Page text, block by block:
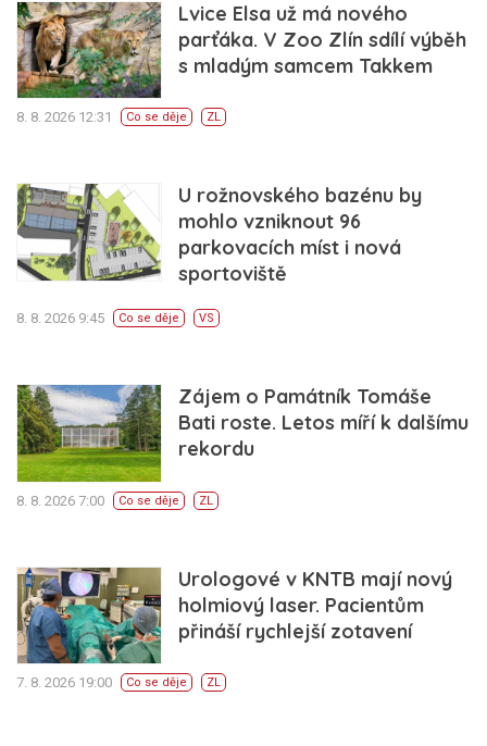
Lvice Elsa už má nového
parťáka. V Zoo Zlín sdílí výběh
s mladým samcem Takkem
8. 8. 2026 12:31 Co se děje ZL
U rožnovského bazénu by
mohlo vzniknout 96
parkovacích míst i nová
sportoviště
8. 8. 2026 9:45 Co se děje VS
Zájem o Památník Tomáše
Bati roste. Letos míří k dalšímu
rekordu
8. 8. 2026 7:00 Co se děje ZL
Urologové v KNTB mají nový
holmiový laser. Pacientům
přináší rychlejší zotavení
7. 8. 2026 19:00 Co se děje ZL